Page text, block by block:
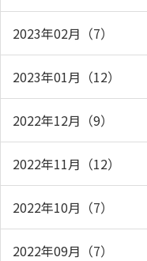
2023年02月（7）
2023年01月（12）
2022年12月（9）
2022年11月（12）
2022年10月（7）
2022年09月（7）